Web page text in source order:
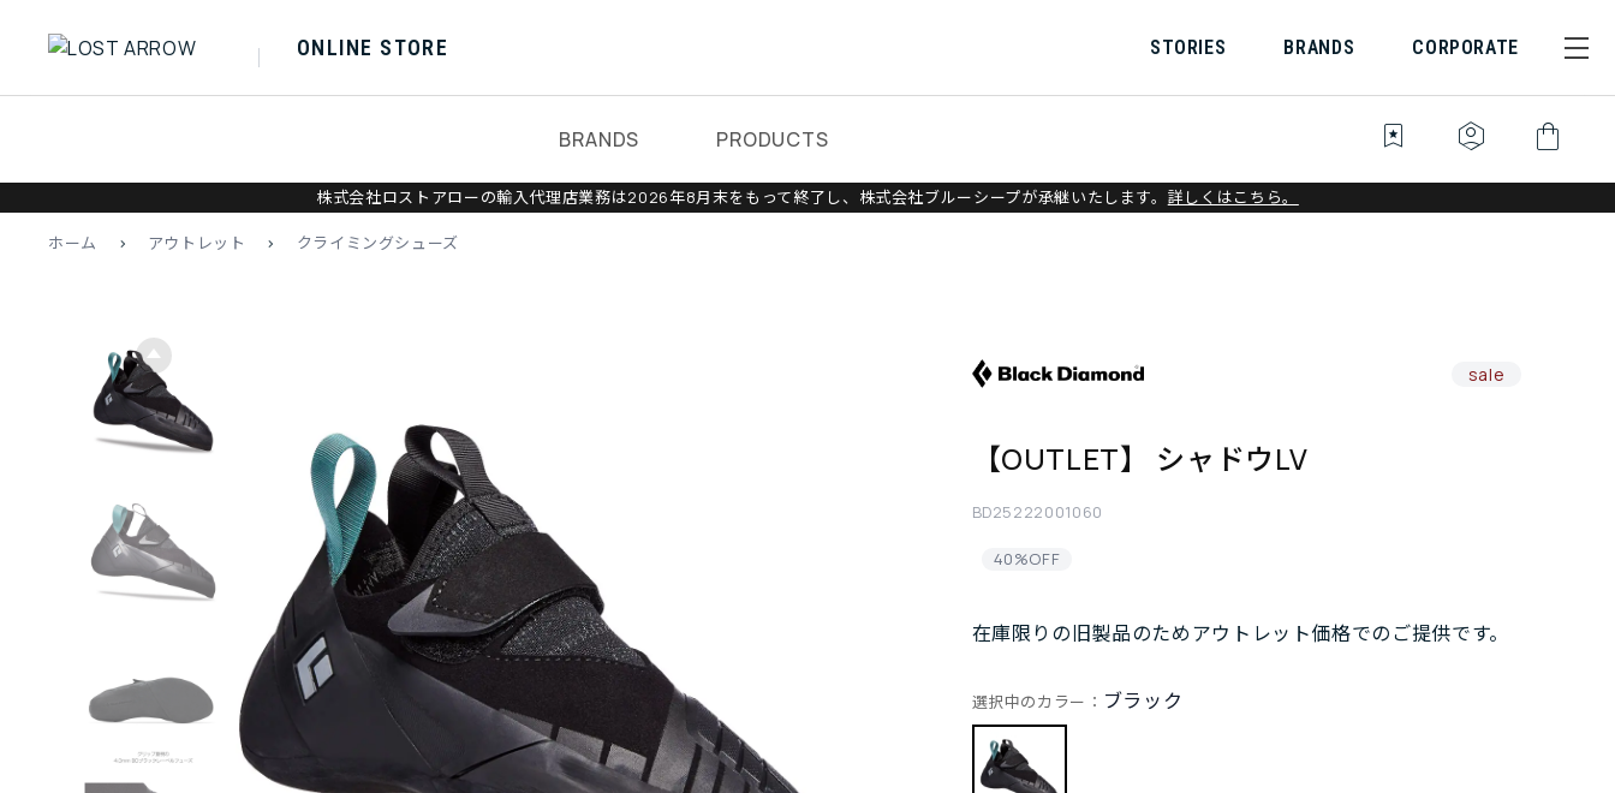
ONLINE STORE STORIES BRANDS CORPORATE
BRANDS PRODUCTS bookmark_star identity_platform shopping_bag
株式会社ロストアローの輸入代理店業務は2026年8月末をもって終了し、株式会社ブルーシープが承継いたします。 詳しくはこちら。
ホーム > アウトレット > クライミングシューズ
sale
【OUTLET】 シャドウLV
BD25222001060
40%OFF
在庫限りの旧製品のためアウトレット価格でのご提供です。
選択中のカラー： ブラック